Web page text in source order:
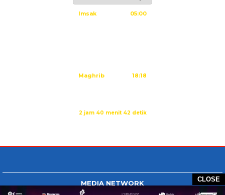
CLOSE
Imsak 05:00
Maghrib 18:18
2 jam 40 menit 42 detik
MEDIA NETWORK